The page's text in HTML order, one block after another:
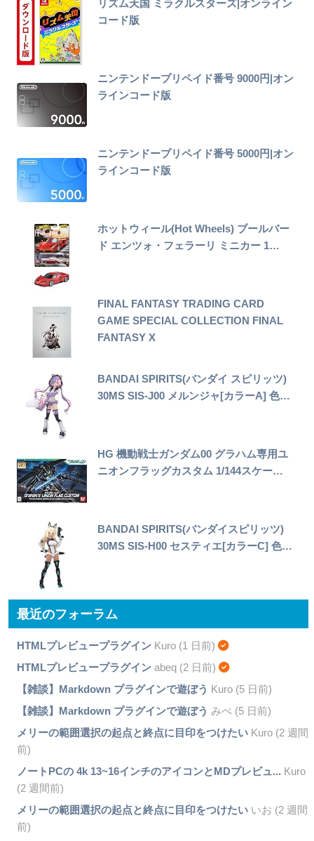
リズム天国 ミラクルスターズ|オンライン
コード版
ニンテンドープリペイド番号 9000円|オン
ラインコード版
ニンテンドープリペイド番号 5000円|オン
ラインコード版
ホットウィール(Hot Wheels) ブールバー
ド エンツォ・フェラーリ ミニカー 1…
FINAL FANTASY TRADING CARD
GAME SPECIAL COLLECTION FINAL
FANTASY X
BANDAI SPIRITS(バンダイ スピリッツ)
30MS SIS-J00 メルンジャ[カラーA] 色…
HG 機動戦士ガンダム00 グラハム専用ユ
ニオンフラッグカスタム 1/144スケー…
BANDAI SPIRITS(バンダイスピリッツ)
30MS SIS-H00 セスティエ[カラーC] 色…
最近のフォーラム
HTMLプレビュープラグインKuro (1 日前)
HTMLプレビュープラグインabeq (2 日前)
【雑談】Markdown プラグインで遊ぼう Kuro (5 日前)
【雑談】Markdown プラグインで遊ぼう みぺ (5 日前)
メリーの範囲選択の起点と終点に目印をつけたいKuro (2 週間
前)
ノートPCの 4k 13~16インチのアイコンとMDプレビュ... Kuro
(2 週間前)
メリーの範囲選択の起点と終点に目印をつけたいいお (2 週間
前)